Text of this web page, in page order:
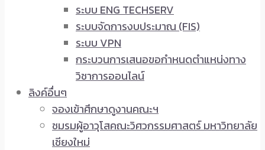
ระบบ ENG TECHSERV
ระบบจัดการงบประมาณ (FIS)
ระบบ VPN
กระบวนการเสนอขอกำหนดตำแหน่งทาง
วิชาการออนไลน์
ลิงค์อื่นๆ
จองเข้าศึกษาดูงานคณะฯ
ชมรมผู้อาวุโสคณะวิศวกรรมศาสตร์ มหาวิทยาลัย
เชียงใหม่